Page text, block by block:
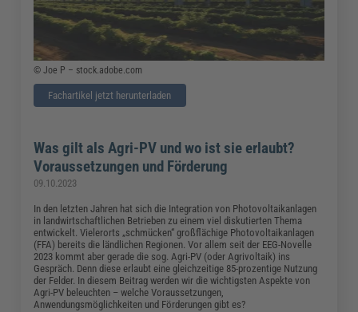
© Joe P – stock.adobe.com
Fachartikel jetzt herunterladen
Was gilt als Agri-PV und wo ist sie erlaubt?
Voraussetzungen und Förderung
09.10.2023
In den letzten Jahren hat sich die Integration von Photovoltaikanlagen
in landwirtschaftlichen Betrieben zu einem viel diskutierten Thema
entwickelt. Vielerorts „schmücken“ großflächige Photovoltaikanlagen
(FFA) bereits die ländlichen Regionen. Vor allem seit der EEG-Novelle
2023 kommt aber gerade die sog. Agri-PV (oder Agrivoltaik) ins
Gespräch. Denn diese erlaubt eine gleichzeitige 85-prozentige Nutzung
der Felder. In diesem Beitrag werden wir die wichtigsten Aspekte von
Agri-PV beleuchten – welche Voraussetzungen,
Anwendungsmöglichkeiten und Förderungen gibt es?